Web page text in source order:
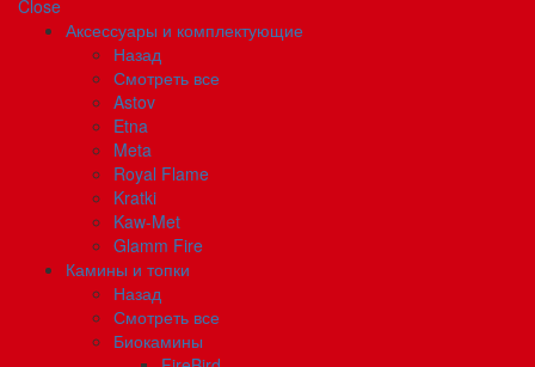
Close
Аксессуары и комплектующие
Назад
Смотреть все
Astov
Etna
Meta
Royal Flame
Kratki
Kaw-Met
Glamm Fire
Камины и топки
Назад
Смотреть все
Биокамины